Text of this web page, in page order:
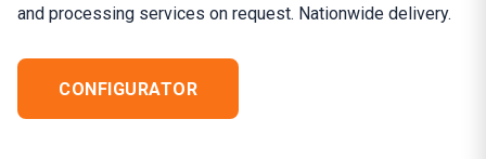
and processing services on request. Nationwide delivery.
CONFIGURATOR